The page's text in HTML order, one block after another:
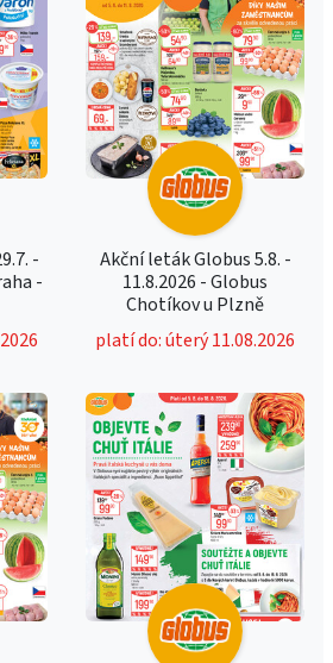
-
-
Akční leták Globus 5.8. -
11.8.2026 - Globus
Chotíkov u Plzně
platí do: úterý 11.08.2026